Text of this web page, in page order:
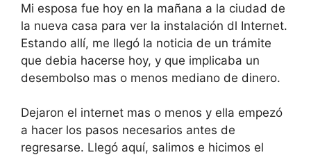
Mi esposa fue hoy en la mañana a la ciudad de
la nueva casa para ver la instalación dl Internet.
Estando allí, me llegó la noticia de un trámite
que debia hacerse hoy, y que implicaba un
desembolso mas o menos mediano de dinero.
Dejaron el internet mas o menos y ella empezó
a hacer los pasos necesarios antes de
regresarse. Llegó aquí, salimos e hicimos el